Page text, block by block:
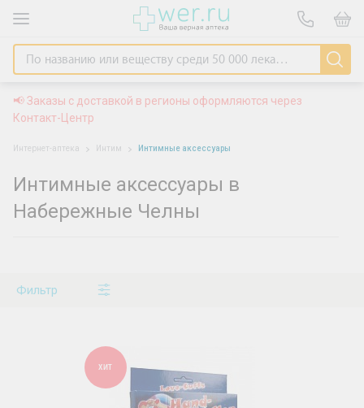
📢 Заказы с доставкой в регионы оформляются через
Контакт-Центр
Интернет-аптека Интим Интимные аксессуары
Интимные аксессуары в
Набережные Челны
Фильтр
ХИТ